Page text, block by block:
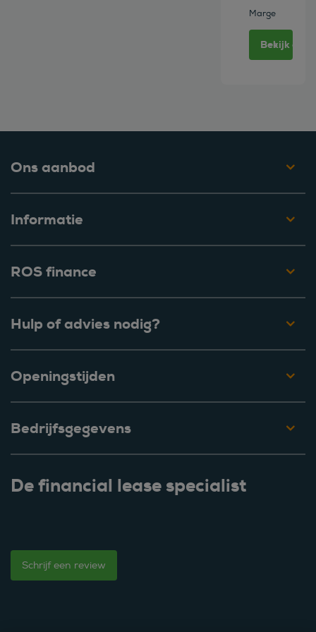
Marge
Bekijk
Ons aanbod
Informatie
ROS finance
Hulp of advies nodig?
Openingstijden
Bedrijfsgegevens
De financial lease specialist
Schrijf een review